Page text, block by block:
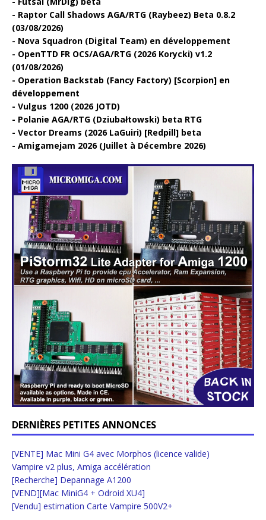
Raptor Call Shadows AGA/RTG (Raybeez) Beta 0.8.2
(03/08/2026)
Nova Squadron (Digital Team) en développement
OpenTTD FR OCS/AGA/RTG (2026 Korycki) v1.2
(01/08/2026)
Operation Backstab (Fancy Factory) [Scorpion] en
développement
Vulgus 1200 (2026 JOTD)
Polanie AGA/RTG (Dziubałtowski) beta RTG
Vector Dreams (2026 LaGuiri) [Redpill] beta
Amigamejam 2026 (Juillet à Décembre 2026)
DERNIÈRES PETITES ANNONCES
[VENTE] Mac Mini G4 avec Morphos (licence valide)
Vampire v2 plus, Amiga accélération
[Recherche] Depannage A1200
[VEND][Mac MiniG4 + Odroid XU4]
[Vendu] estimation Carte Vampire 500V2+